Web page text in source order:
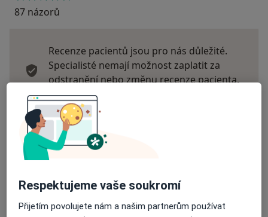
87 názorů
Recenze pacientů jsou pro nás důležité.
Specialisté nemají možnost zaplatit za
odstranění nebo změnu recenze pacienta.
Další informace.
Hledejte v názorech
Respektujeme vaše soukromí
Přijetím povolujete nám a našim partnerům používat